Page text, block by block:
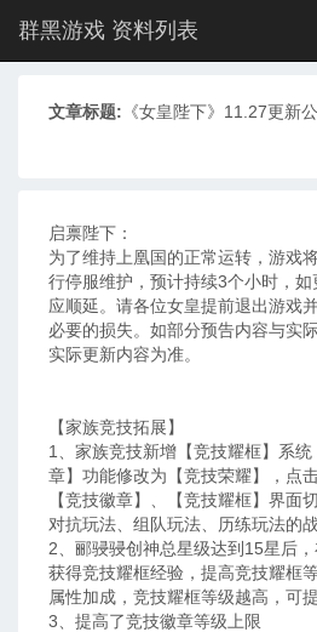
群黑游戏 资料列表
文章标题: 《女皇陛下》11.27更新
启禀陛下：
为了维持上凰国的正常运转，游戏
行停服维护，预计持续3个小时，
应顺延。请各位女皇提前退出游戏
必要的损失。如部分预告内容与实
实际更新内容为准。
【家族竞技拓展】
1、家族竞技新增【竞技耀框】系
章】功能修改为【竞技荣耀】，点
【竞技徽章】、【竞技耀框】界面
对抗玩法、组队玩法、历练玩法的
2、郦骎骎创神总星级达到15星后
获得竞技耀框经验，提高竞技耀框
属性加成，竞技耀框等级越高，可
3、提高了竞技徽章等级上限